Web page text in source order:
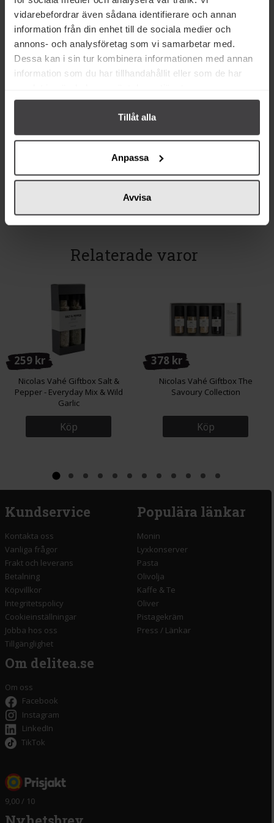
vidarebefordrar även sådana identifierare och annan
information från din enhet till de sociala medier och
annons- och analysföretag som vi samarbetar med.
Dessa kan i sin tur kombinera informationen med annan
information som du har tillhandahållit eller som de har
Tillåt alla
Anpassa
Avvisa
113 kr
Nicolas Vahé Salt Parmesan &
89 kr
Relaterade varor
259 kr
Nicolas Vahé Giftbox Salt &
Pepper - Everyday Mix & Wild
Garlic
Köp
378 kr
Nicolas Vahé Giftbox The
Savoury Collection
Köp
Kundservice
Kontakta oss
Vanliga frågor
Frakt och leverans
Betalning
Köpvillkor
Integritetspolicy
Cookieinställningar
Jobba hos oss
Tillgänglighet
Populära länkar
Monin
Lyxkonserver
Pasta
Olivolja
Kaffe & Te
Oliver
Pistagekräm
Press / Länkar
Om delitea.se
Om oss
Facebook
Instagram
LinkedIn
TikTok
9,00 / 10